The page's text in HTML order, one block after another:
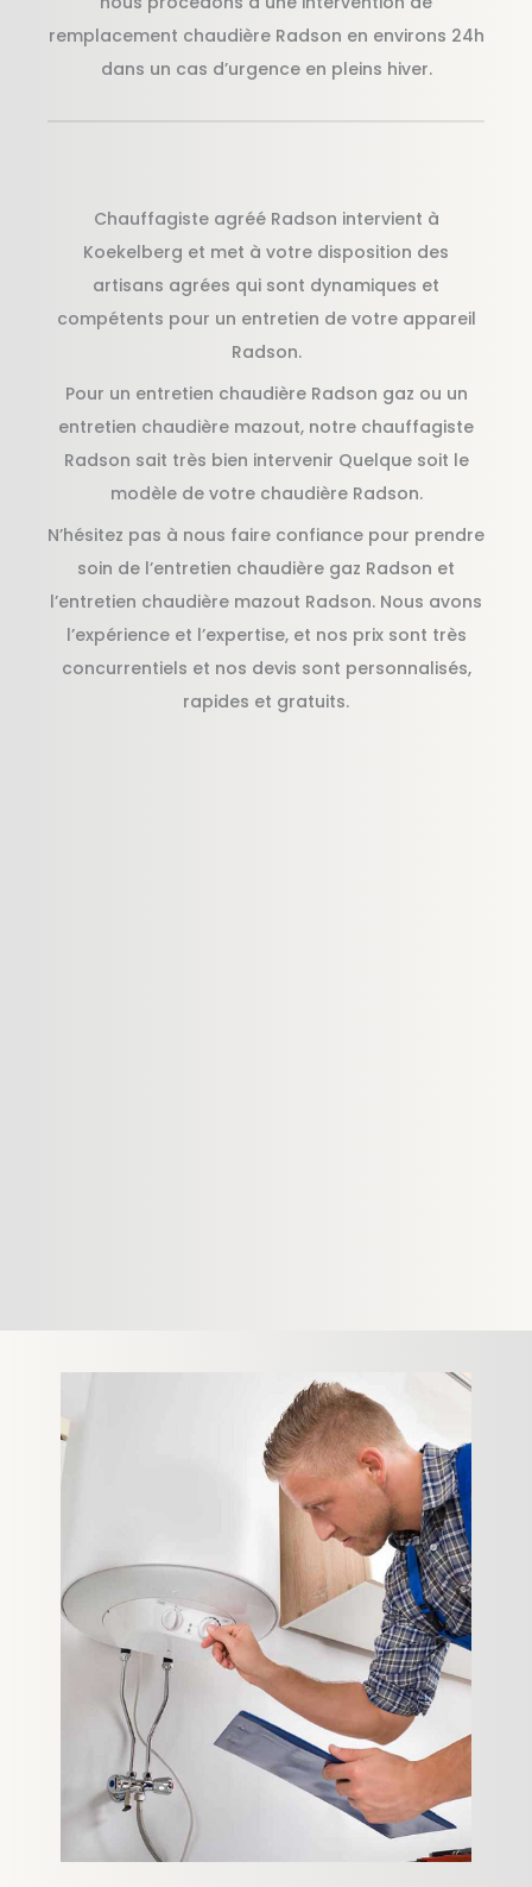
remplacement chaudière Radson en environs 24h
dans un cas d’urgence en pleins hiver.
Chauffagiste agréé Radson intervient à
Koekelberg et met à votre disposition des
artisans agrées qui sont dynamiques et
compétents pour un entretien de votre appareil
Radson.
Pour un entretien chaudière Radson gaz ou un
entretien chaudière mazout, notre chauffagiste
Radson sait très bien intervenir Quelque soit le
modèle de votre chaudière Radson.
N’hésitez pas à nous faire confiance pour prendre
soin de l’entretien chaudière gaz Radson et
l’entretien chaudière mazout Radson. Nous avons
l’expérience et l’expertise, et nos prix sont très
concurrentiels et nos devis sont personnalisés,
rapides et gratuits.